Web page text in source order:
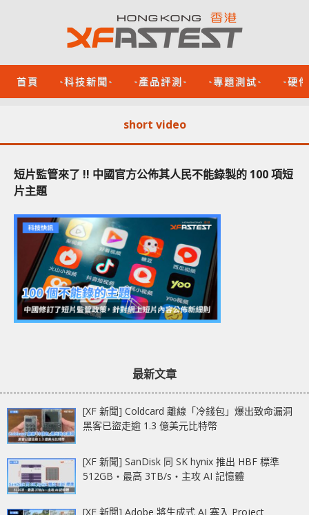
首頁 -科技新聞- -產品評測- -專題測試- -硬
short video
短片監管來了 !! 中國官方公佈其人民不能錄製的 100 項短
片主題
最新文章
[XF 新聞] Coldcard 離線「冷錢包」爆出致命漏洞
黑客已盜走逾 1.3 億美元比特幣
[XF 新聞] SanDisk 同 SK hynix 推出 HBF 標準
512GB‧最高 3TB/s‧主攻 AI 記憶體
[XF 新聞] Adobe 將生成式 AI 塞入 Project